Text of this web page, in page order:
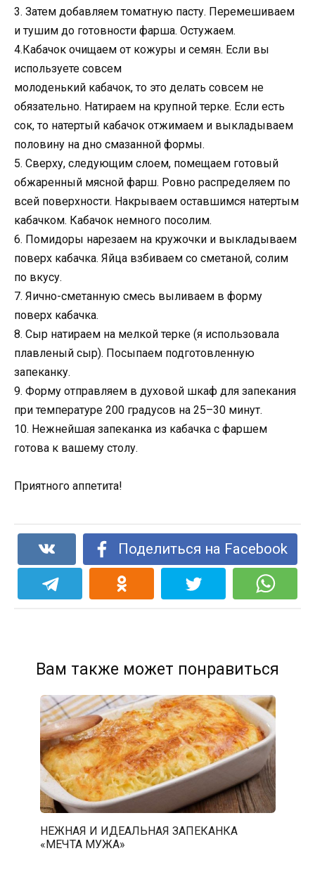
3. Затем добавляем томатную пасту. Перемешиваем
и тушим до готовности фарша. Остужаем.
4.Кабачок очищаем от кожуры и семян. Если вы
используете совсем
молоденький кабачок, то это делать совсем не
обязательно. Натираем на крупной терке. Если есть
сок, то натертый кабачок отжимаем и выкладываем
половину на дно смазанной формы.
5. Сверху, следующим слоем, помещаем готовый
обжаренный мясной фарш. Ровно распределяем по
всей поверхности. Накрываем оставшимся натертым
кабачком. Кабачок немного посолим.
6. Помидоры нарезаем на кружочки и выкладываем
поверх кабачка. Яйца взбиваем со сметаной, солим
по вкусу.
7. Яично-сметанную смесь выливаем в форму
поверх кабачка.
8. Сыр натираем на мелкой терке (я использовала
плавленый сыр). Посыпаем подготовленную
запеканку.
9. Форму отправляем в духовой шкаф для запекания
при температуре 200 градусов на 25–30 минут.
10. Нежнейшая запеканка из кабачка с фаршем
готова к вашему столу.
Приятного аппетита!
Поделиться на Facebook
Вам также может понравиться
НЕЖНАЯ И ИДЕАЛЬНАЯ ЗАПЕКАНКА
«МЕЧТА МУЖА»